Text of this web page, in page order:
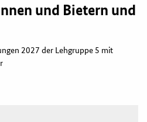
und Bietern und
2027 der Lehgruppe 5 mit